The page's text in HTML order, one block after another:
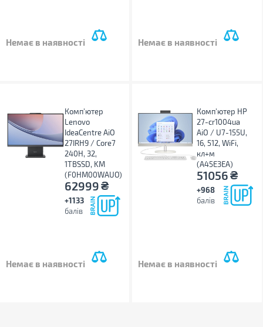
Немає в наявності Немає в наявності
Комп'ютер
Lenovo
IdeaCentre AiO
27IRH9 / Core7
240H, 32,
1TBSSD, KM
(F0HM00WAUO)
62999₴
+1133
балів
Немає в наявності
Комп'ютер HP
27-cr1004ua
AiO / U7-155U,
16, 512, WiFi,
кл+м
(A45E3EA)
51056₴
+968
балів
Немає в наявності